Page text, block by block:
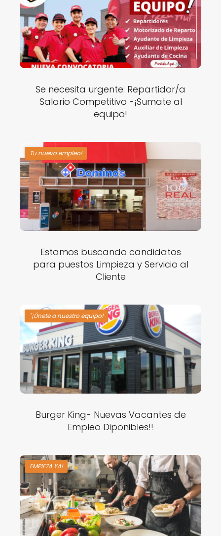
Se necesita urgente: Repartidor/a
Salario Competitivo -¡Sumate al
equipo!
Tu nuevo empleo!
Estamos buscando candidatos
para puestos Limpieza y Servicio al
Cliente
"¡Únete a nuestro equipo!
Burger King- Nuevas Vacantes de
Empleo Diponibles!!
EMPIEZA YA!